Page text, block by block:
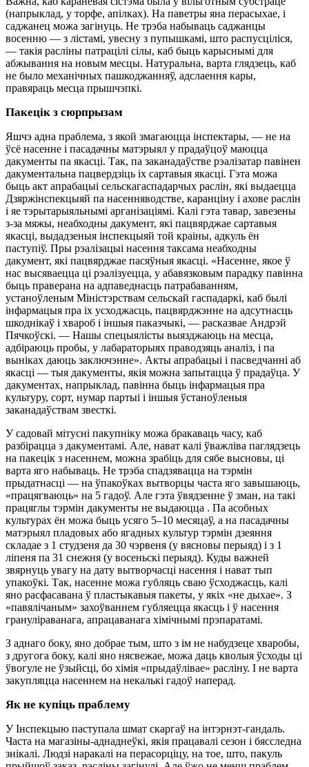
(напрыклад, у торфе, апілках). На паветры яна перасыхае, і
саджанец можа загінуць. Не трэба набываць саджанцы
восенню — з лістамі, увесну з пупышкамі, што распусціліся,
— такія расліны патрацілі сілы, каб быць карыснымі для
абжывання на новым месцы. Натуральна, варта глядзець, каб
не было механічных пашкоджанняў, адслаення кары,
правяраць месца прышчэпкі.
Пакецік з сюрпрызам
Яшчэ адна праблема, з якой змагаюцца інспектары, — не на
ўсё насенне і пасадачны матэрыял у прадаўцоў маюцца
дакументы па якасці. Так, па заканадаўстве рэалізатар павінен
дакументальна пацвердзіць іх сартавыя якасці. Гэта можа
быць акт апрабацыі сельскагаспадарчых раслін, які выдаецца
Дзяржінспекцыяй па насенняводстве, каранціну і ахове раслін
і яе тэрытарыяльнымі арганізаціямі. Калі гэта тавар, завезены
з-за мяжы, неабходны дакумент, які пацвярджае сартавыя
якасці, выдадзеныя інспекцыяй той краіны, адкуль ён
паступіў. Пры рэалізацыі насення таксама неабходны
дакумент, які пацвярджае пасяўныя якасці. «Насенне, якое ў
нас высяваецца ці рэалізуецца, у абавязковым парадку павінна
быць праверана на адпаведнасць патрабаванням,
устаноўленым Міністэрствам сельскай гаспадаркі, каб былі
інфармацыя пра іх усходжасць, пацвярджэнне на адсутнасць
шкоднікаў і хвароб і іншыя паказчыкі, — расказвае Андрэй
Пячкоўскі. — Нашы спецыялісты выязджаюць на месца,
адбіраюць пробы, у лабараторыях праводзяць аналіз, і па
выніках даюць заключэнне». Акты апрабацыі і пасведчанні аб
якасці — тыя дакументы, якія можна запытацца ў прадаўца. У
дакументах, напрыклад, павінна быць інфармацыя пра
культуру, сорт, нумар партыі і іншыя ўстаноўленыя
заканадаўствам звесткі.
У садовай мітусні пакупніку можа бракаваць часу, каб
разбірацца з дакументамі. Але, нават калі ўважліва паглядзець
на пакецік з насеннем, можна зрабіць для сябе высновы, ці
варта яго набываць. Не трэба спадзявацца на тэрмін
прыдатнасці — на ўпакоўках вытворцы часта яго завышаюць,
«працягваюць» на 5 гадоў. Але гэта ўвядзенне ў зман, на такі
працяглы тэрмін дакументы не выдаюцца . Па асобных
культурах ён можа быць усяго 5–10 месяцаў, а на пасадачны
матэрыял пладовых або ягадных культур тэрмін дзеяння
складае з 1 студзеня да 30 чэрвеня (у вясновы перыяд) і з 1
ліпеня па 31 снежня (у восеньскі перыяд). Куды важней
звярнуць увагу на дату вытворчасці насення і нават тып
упакоўкі. Так, насенне можа губляць сваю ўсходжасць, калі
яно расфасавана ў пластыкавыя пакеты, у якіх «не дыхае». З
«павялічаным» захоўваннем губляецца якасць і ў насення
грануліраванага, апрацаванага хімічнымі прэпаратамі.
З аднаго боку, яно добрае тым, што з ім не набудзеце хваробы,
з другога боку, калі яно нясвежае, можа даць кволыя ўсходы ці
ўвогуле не ўзыйсці, бо хімія «прыдаўлівае» расліну. І не варта
закупляцца насеннем на некалькі гадоў наперад.
Як не купіць праблему
У Інспекцыю паступала шмат скаргаў на інтэрнэт-гандаль.
Часта на магазіны-аднаднеўкі, якія працавалі сезон і бясследна
знікалі. Людзі наракалі на перасорціцу, на тое, што, пакуль